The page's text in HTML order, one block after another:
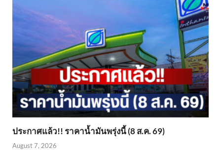
ประกาศแล้ว!! ราคาน้ำมันพรุ่งนี้ (8 ส.ค. 69)
August 7, 2026